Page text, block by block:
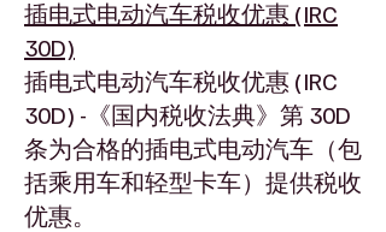
插电式电动汽车税收优惠 (IRC
30D)
插电式电动汽车税收优惠 (IRC
30D) -《国内税收法典》第 30D
条为合格的插电式电动汽车（包
括乘用车和轻型卡车）提供税收
优惠。